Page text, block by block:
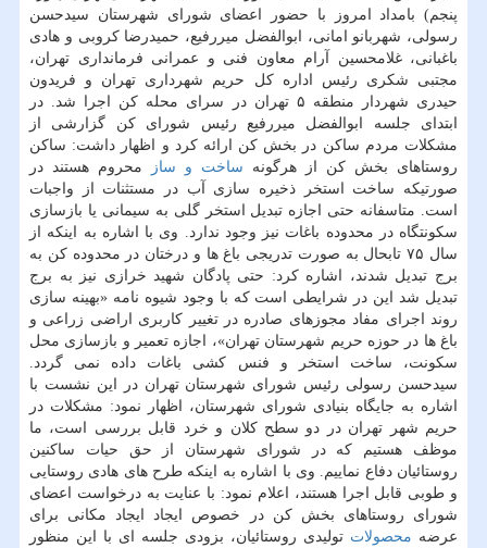
پنجم) بامداد امروز با حضور اعضای شورای شهرستان سیدحسن
رسولی، شهربانو امانی، ابوالفضل میررفیع، حمیدرضا كروبی و هادی
باغبانی، غلامحسین آرام معاون فنی و عمرانی فرمانداری تهران،
مجتبی شكری رئیس اداره كل حریم شهرداری تهران و فریدون
حیدری شهردار منطقه ۵ تهران در سرای محله كن اجرا شد. در
ابتدای جلسه ابوالفضل میررفیع رئیس شورای كن گزارشی از
مشكلات مردم ساكن در بخش كن ارائه كرد و اظهار داشت: ساكن
روستاهای بخش كن از هرگونه ساخت و ساز
محروم هستند در
صورتیكه ساخت استخر ذخیره سازی آب در مستثنات از واجبات
است. متاسفانه حتی اجازه تبدیل استخر گلی به سیمانی یا بازسازی
سكونتگاه در محدوده باغات نیز وجود ندارد. وی با اشاره به اینكه از
سال ۷۵ تابحال به صورت تدریجی باغ ها و درختان در محدوده كن به
برج تبدیل شدند، اشاره كرد: حتی پادگان شهید خرازی نیز به برج
تبدیل شد این در شرایطی است كه با وجود شیوه نامه «بهینه سازی
روند اجرای مفاد مجوزهای صادره در تغییر كاربری اراضی زراعی و
باغ ها در حوزه حریم شهرستان تهران»، اجازه تعمیر و بازسازی محل
سكونت، ساخت استخر و فنس كشی باغات داده نمی گردد.
سیدحسن رسولی رئیس شورای شهرستان تهران در این نشست با
اشاره به جایگاه بنیادی شورای شهرستان، اظهار نمود: مشكلات در
حریم شهر تهران در دو سطح كلان و خرد قابل بررسی است، ما
موظف هستیم كه در شورای شهرستان از حق حیات ساكنین
روستائیان دفاع نماییم. وی با اشاره به اینكه طرح های هادی روستایی
و طوبی قابل اجرا هستند، اعلام نمود: با عنایت به درخواست اعضای
شورای روستاهای بخش كن در خصوص ایجاد ایجاد مكانی برای
عرضه محصولات تولیدی روستائیان، بزودی جلسه ای با این منظور